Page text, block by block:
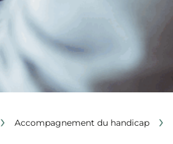
› Accompagnement du handicap ›